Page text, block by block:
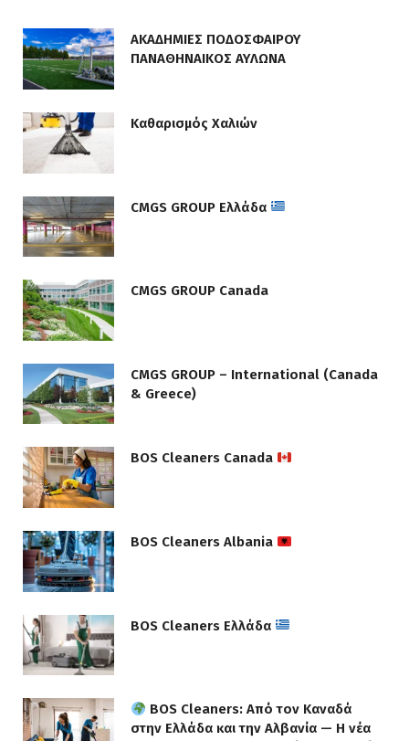
ΑΚΑΔΗΜΙΕΣ ΠΟΔΟΣΦΑΙΡΟΥ
ΠΑΝΑΘΗΝΑΙΚΟΣ ΑΥΛΩΝΑ
Καθαρισμός Χαλιών
CMGS GROUP Ελλάδα
CMGS GROUP Canada
CMGS GROUP – International (Canada
& Greece)
BOS Cleaners Canada
BOS Cleaners Albania
BOS Cleaners Ελλάδα
BOS Cleaners: Από τον Καναδά
στην Ελλάδα και την Αλβανία — Η νέα